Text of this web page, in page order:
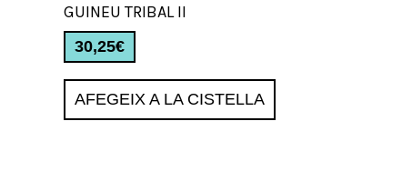
GUINEU TRIBAL II
30,25€
AFEGEIX A LA CISTELLA